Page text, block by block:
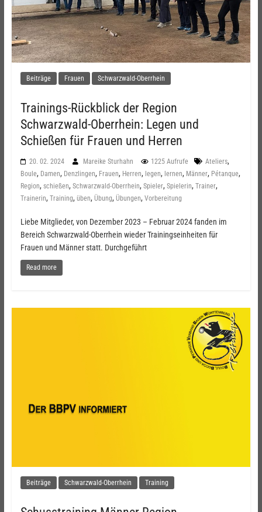
Beiträge Frauen Schwarzwald-Oberrhein
Trainings-Rückblick der Region
Schwarzwald-Oberrhein: Legen und
Schießen für Frauen und Herren
20. 02. 2024 Mareike Sturhahn 1225 Aufrufe Ateliers,
Boule, Damen, Denzlingen, Frauen, Herren, legen, lernen, Männer, Pétanque,
Region, schießen, Schwarzwald-Oberrhein, Spieler, Spielerin, Trainer,
Trainerin, Training, üben, Übung, Übungen, Vorbereitung
Liebe Mitglieder, von Dezember 2023 – Februar 2024 fanden im
Bereich Schwarzwald-Oberrhein wieder Trainingseinheiten für
Frauen und Männer statt. Durchgeführt
Read more
Beiträge Schwarzwald-Oberrhein Training